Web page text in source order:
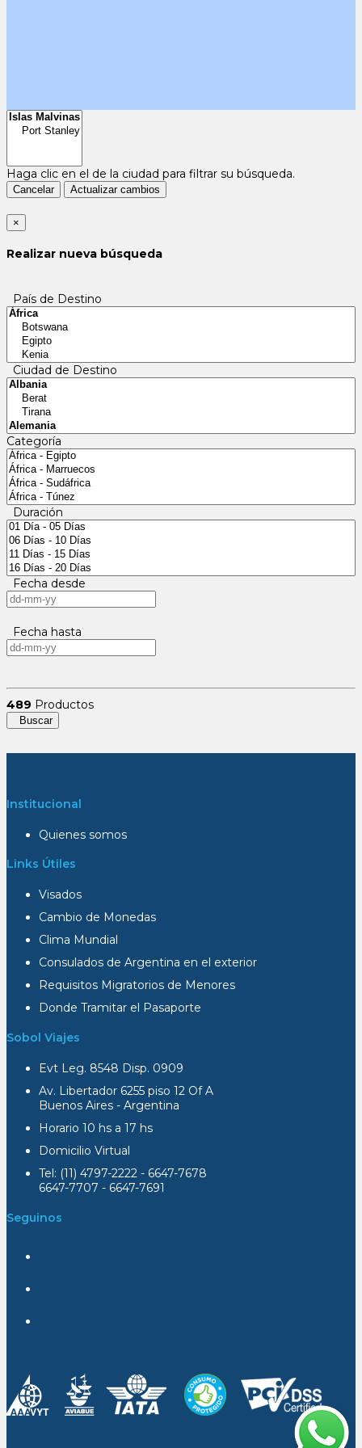
Haga clic en el de la ciudad para filtrar su búsqueda.
Cancelar Actualizar cambios
×
Realizar nueva búsqueda
País de Destino
Ciudad de Destino
Categoría
Duración
Fecha desde
Fecha hasta
489 Productos
Buscar
Institucional
Quienes somos
Links Útiles
Visados
Cambio de Monedas
Clima Mundial
Consulados de Argentina en el exterior
Requisitos Migratorios de Menores
Donde Tramitar el Pasaporte
Sobol Viajes
Evt Leg. 8548 Disp. 0909
Av. Libertador 6255 piso 12 Of A
Buenos Aires - Argentina
Horario 10 hs a 17 hs
Domicilio Virtual
Tel: (11) 4797-2222 - 6647-7678
6647-7707 - 6647-7691
Seguinos